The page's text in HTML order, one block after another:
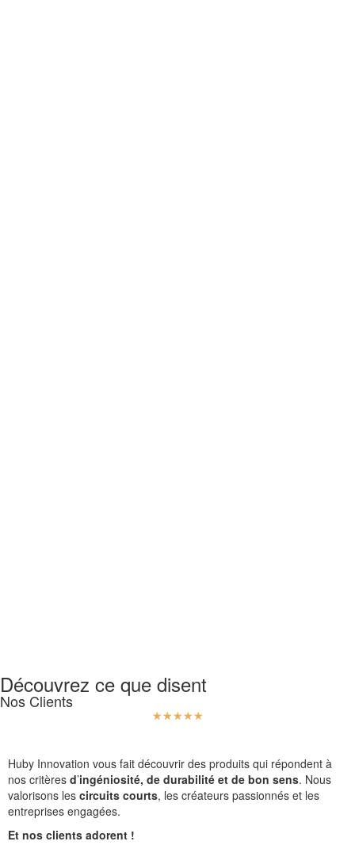
Découvrez ce que disent
Nos Clients
☆☆☆☆☆
Huby Innovation vous fait découvrir des produits qui répondent à
nos critères d’ingéniosité, de durabilité et de bon sens. Nous
valorisons les circuits courts, les créateurs passionnés et les
entreprises engagées.
Et nos clients adorent !